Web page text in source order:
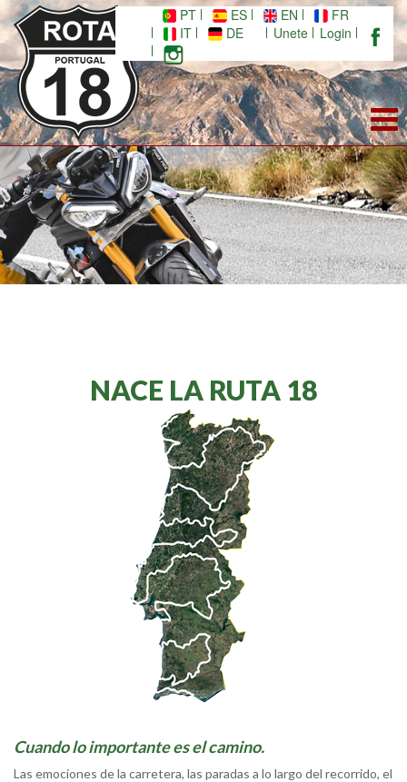
PT ES EN
FR
IT
DE Unete Login
NACE LA RUTA 18
Cuando lo importante es el camino.
Las emociones de la carretera, las paradas a lo largo del recorrido, el